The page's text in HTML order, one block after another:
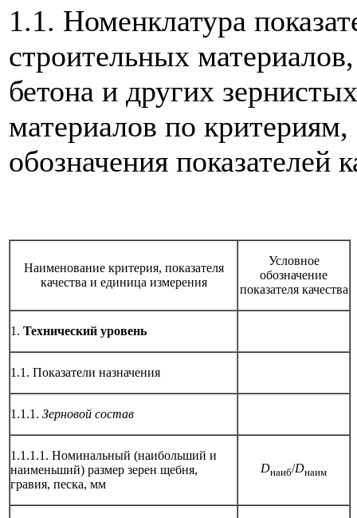
1.1. Номенклатура
строительных
бетона и других
материалов по
обозначения показателей
Наименование критерия, показателя
качества и единица измерения
Условное
обозначение
показателя качества
1. Технический уровень
1.1. Показатели назначения
1.1.1. Зерновой состав
1.1.1.1. Номинальный (наибольший и
наименьший) размер зерен щебня,
гравия, песка, мм
Dнаиб/Dнаим